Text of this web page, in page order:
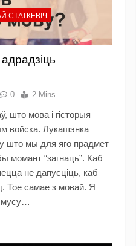
СТАТКЕВІЧ
0 2 Mins
што мова і гісторыя
войска. Лукашэнка
што мы для яго прадмет
момант “загнаць”. Каб
не дапусціць, каб
Тое самае з мовай. Я